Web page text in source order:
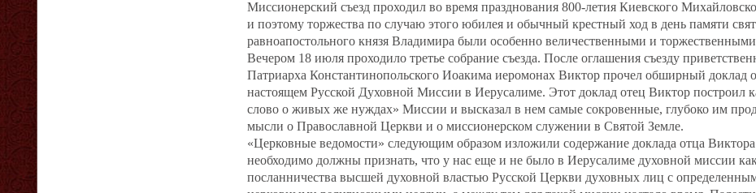
Миссионерский съезд проходил во время празднования 800‐летия Киевского
и поэтому торжества по случаю этого юбилея и обычный крестный ход в день памяти
равноапостольного князя Владимира были особенно величественными и
Вечером 18 июля проходило третье собрание съезда. После оглашения съезду
Патриарха Константинопольского Иоакима иеромонах Виктор прочел обширный доклад
настоящем Русской Духовной Миссии в Иерусалиме. Этот доклад отец Виктор построил
слово о живых же нуждах» Миссии и высказал в нем самые сокровенные, глубоко им
мысли о Православной Церкви и о миссионерском служении в Святой Земле.
«Церковные ведомости» следующим образом изложили содержание доклада отца
необходимо должны признать, что у нас еще и не было в Иерусалиме духовной миссии
посланничества высшей духовной властью Русской Церкви духовных лиц с